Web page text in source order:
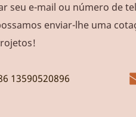
seu e-mail ou número de
enviar-lhe uma
13590520896